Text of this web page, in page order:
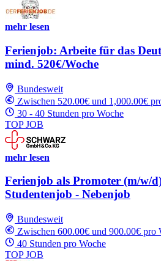
mehr lesen
Ferienjob: Arbeite für das
mind. 520€/Woche
Bundesweit
Zwischen 520.00€ und 1,000.00€
30 - 40 Stunden pro Woche
TOP JOB
mehr lesen
Ferienjob als Promoter (m/w/
Studentenjob - Nebenjob
Bundesweit
Zwischen 600.00€ und 900.00€ pro
40 Stunden pro Woche
TOP JOB